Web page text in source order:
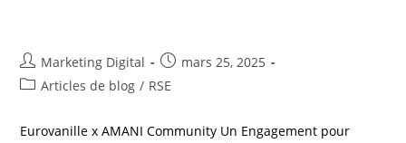
Marketing Digital
mars 25, 2025
Articles de blog / RSE
Eurovanille x AMANI Community Un Engagement pour